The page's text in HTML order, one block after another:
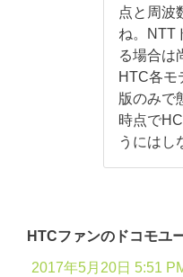
点と周波
ね。NTT
る場合は
HTC各モ
版のみで
時点で
うにはし
HTCファンのドコモユ
2017年5月20日 5:51